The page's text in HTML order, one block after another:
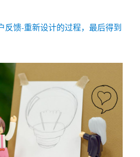
反馈-重新设计的过程，最后得到